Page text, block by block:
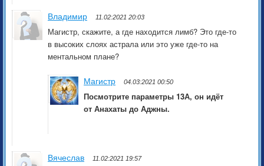
Владимир 11.02:2021 20:03
Магистр, скажите, а где находится лимб? Это где-то
в высоких слоях астрала или это уже где-то на
ментальном плане?
Магистр 04.03:2021 00:50
Посмотрите параметры 13А, он идёт
от Анахаты до Аджны.
Вячеслав 11.02:2021 19:57